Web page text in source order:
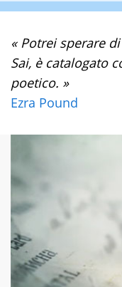
« Potrei sperare
Sai, è catalogato
poetico. »
Ezra Pound